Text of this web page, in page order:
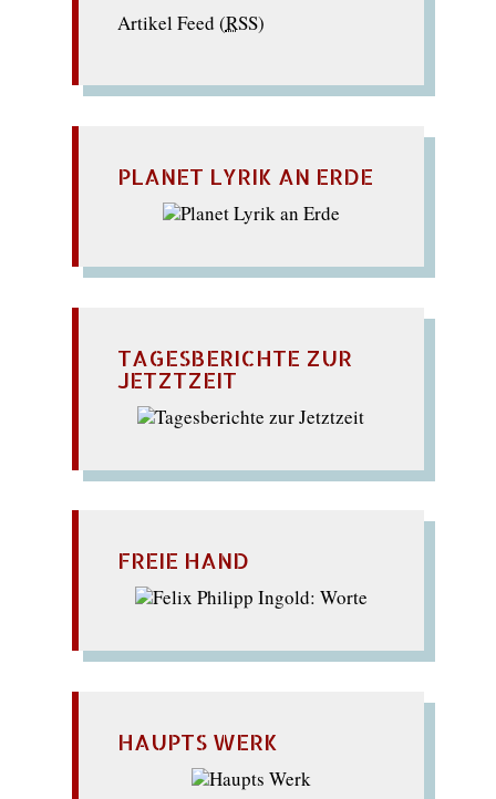
Artikel Feed (RSS)
PLANET LYRIK AN ERDE
TAGESBERICHTE ZUR
JETZTZEIT
FREIE HAND
HAUPTS WERK